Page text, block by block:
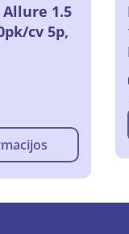
Allure 1.5
cv 5p,